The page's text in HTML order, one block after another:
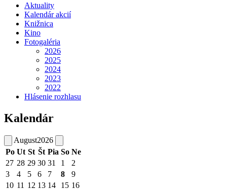
Aktuality
Kalendár akcií
Knižnica
Kino
Fotogaléria
2026
2025
2024
2023
2022
Hlásenie rozhlasu
Kalendár
August2026
Po Ut St Št Pia So Ne
27 28 29 30 31 1
2
3
4 5 6 7 8
9
10 11 12 13 14 15 16